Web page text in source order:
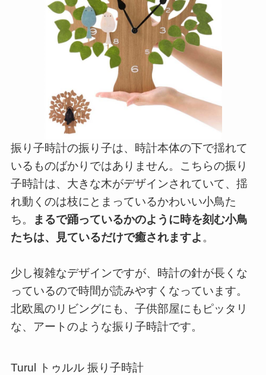
振り子時計の振り子は、時計本体の下で揺れて
いるものばかりではありません。こちらの振り
子時計は、大きな木がデザインされていて、揺
れ動くのは枝にとまっているかわいい小鳥た
ち。
まるで踊っているかのように時を刻む小鳥
たちは、見ているだけで癒されますよ 。
少し複雑なデザインですが、時計の針が長くな
っているので時間が読みやすくなっています。
北欧風のリビングにも、子供部屋にもピッタリ
な、アートのような振り子時計です。
Turul トゥルル 振り子時計